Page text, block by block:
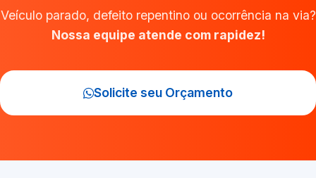
Veículo parado, defeito repentino ou ocorrência na via?
Nossa equipe atende com rapidez!
Solicite seu Orçamento